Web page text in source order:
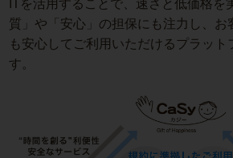
ITを活用することで、速さと低価格を
質」や「安心」の担保にも注力し、お
も安心してご利用いただけるプラット
す。